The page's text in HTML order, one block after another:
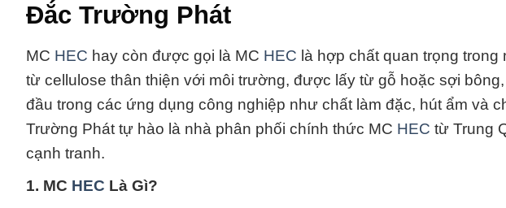
Đắc Trường Phát
MC HEC hay còn được gọi là MC HEC là hợp chất quan trọng
từ cellulose thân thiện với môi trường, được lấy từ gỗ hoặc sợi
đầu trong các ứng dụng công nghiệp như chất làm đặc, hút ẩm và
Trường Phát tự hào là nhà phân phối chính thức MC HEC từ Trung
cạnh tranh.
1. MC HEC Là Gì?